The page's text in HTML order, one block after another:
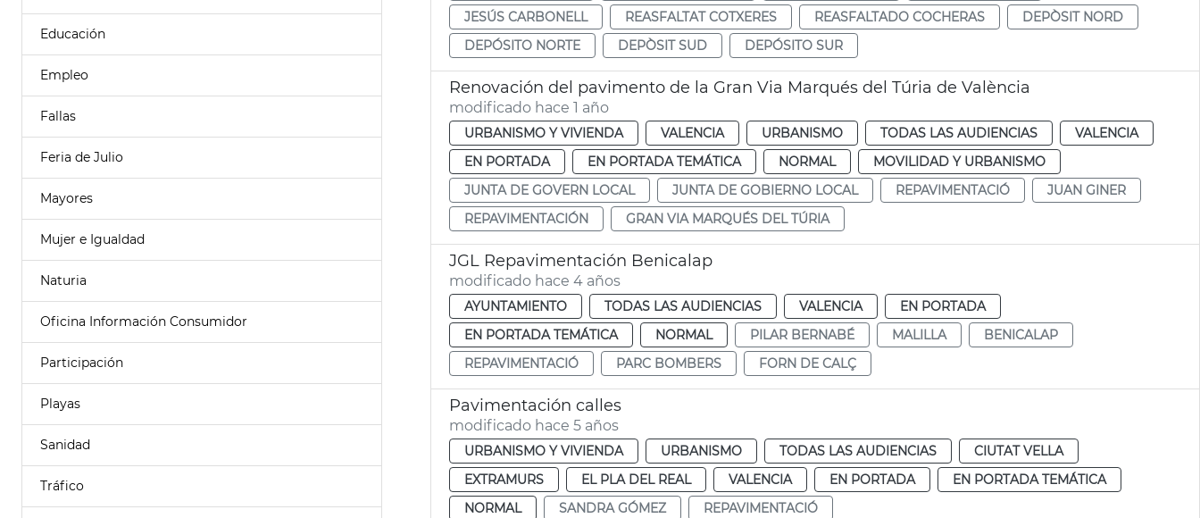
Educación
Empleo
Fallas
Feria de Julio
Mayores
Mujer e Igualdad
Naturia
Oficina Información Consumidor
Participación
Playas
Sanidad
Tráfico
JESÚS CARBONELL
REASFALTAT COTXERES REASFALTADO COCHERAS
DEPÒSIT NORD
DEPÓSITO NORTE
DEPÒSIT SUD DEPÓSITO SUR
Renovación del pavimento de la Gran Via Marqués del Túria de València
modificado hace 1 año
URBANISMO Y VIVIENDA VALENCIA URBANISMO TODAS LAS AUDIENCIAS
VALENCIA
EN PORTADA
EN PORTADA TEMÁTICA NORMAL
MOVILIDAD Y URBANISMO
JUNTA DE GOVERN LOCAL
JUNTA DE GOBIERNO LOCAL REPAVIMENTACIÓ
JUAN GINER
REPAVIMENTACIÓN
GRAN VIA MARQUÉS DEL TÚRIA
JGL Repavimentación Benicalap
modificado hace 4 años
AYUNTAMIENTO TODAS LAS AUDIENCIAS VALENCIA
EN PORTADA
EN PORTADA TEMÁTICA
NORMAL PILAR BERNABÉ MALILLA
BENICALAP
REPAVIMENTACIÓ
PARC BOMBERS FORN DE CALÇ
Pavimentación calles
modificado hace 5 años
URBANISMO Y VIVIENDA URBANISMO TODAS LAS AUDIENCIAS
CIUTAT VELLA
EXTRAMURS
EL PLA DEL REAL VALENCIA EN PORTADA
EN PORTADA TEMÁTICA
NORMAL
SANDRA GÓMEZ REPAVIMENTACIÓ